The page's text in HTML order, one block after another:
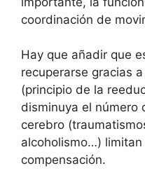
coordinación de
Hay que añadir que
recuperarse gracias
(principio de la
disminuya el número
cerebro
alcoholismo…)
compensación.